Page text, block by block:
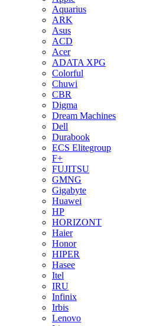
Aquarius
ARK
Asus
ACD
Acer
ADATA XPG
Colorful
Chuwi
CBR
Digma
Dream Machines
Dell
Durabook
ECS Elitegroup
F+
FUJITSU
GMNG
Gigabyte
Huawei
HP
HORIZONT
Haier
Honor
HIPER
Hasee
Itel
IRU
Infinix
Irbis
Lenovo